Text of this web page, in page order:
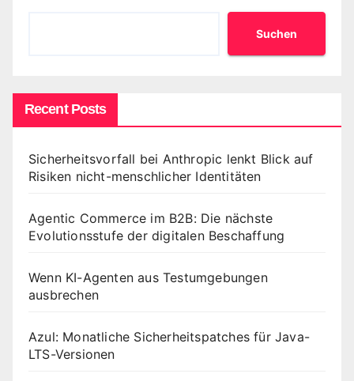
Suchen
Recent Posts
Sicherheitsvorfall bei Anthropic lenkt Blick auf
Risiken nicht-menschlicher Identitäten
Agentic Commerce im B2B: Die nächste
Evolutionsstufe der digitalen Beschaffung
Wenn KI-Agenten aus Testumgebungen
ausbrechen
Azul: Monatliche Sicherheitspatches für Java-
LTS-Versionen